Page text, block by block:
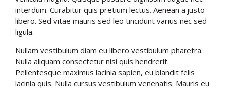
interdum. Curabitur quis pretium lectus. Aenean a justo
libero. Sed vitae mauris sed leo tincidunt varius nec sed
ligula.
Nullam vestibulum diam eu libero vestibulum pharetra.
Nulla aliquam consectetur nisi quis hendrerit.
Pellentesque maximus lacinia sapien, eu blandit felis
lacinia quis. Nulla cursus vestibulum venenatis. Mauris eu